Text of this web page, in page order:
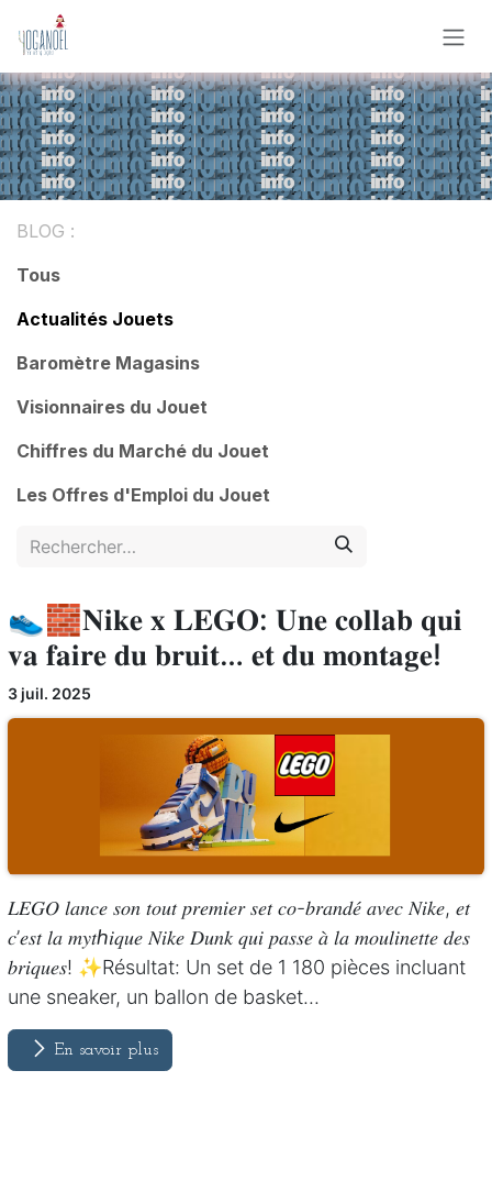
Se rendre au contenu
BLOG :
Tous
Actualités Jouets
Baromètre Magasins
Visionnaires du Jouet
Chiffres du Marché du Jouet
Les Offres d'Emploi du Jouet
👟🧱𝐍𝐢𝐤𝐞 𝐱 𝐋𝐄𝐆𝐎: 𝐔𝐧𝐞 𝐜𝐨𝐥𝐥𝐚𝐛 𝐪𝐮𝐢
𝐯𝐚 𝐟𝐚𝐢𝐫𝐞 𝐝𝐮 𝐛𝐫𝐮𝐢𝐭… 𝐞𝐭 𝐝𝐮 𝐦𝐨𝐧𝐭𝐚𝐠𝐞!
3 juil. 2025
𝐿𝐸𝐺𝑂 𝑙𝑎𝑛𝑐𝑒 𝑠𝑜𝑛 𝑡𝑜𝑢𝑡 𝑝𝑟𝑒𝑚𝑖𝑒𝑟 𝑠𝑒𝑡 𝑐𝑜-𝑏𝑟𝑎𝑛𝑑𝑒́ 𝑎𝑣𝑒𝑐 𝑁𝑖𝑘𝑒, 𝑒𝑡
𝑐’𝑒𝑠𝑡 𝑙𝑎 𝑚𝑦𝑡ℎ𝑖𝑞𝑢𝑒 𝑁𝑖𝑘𝑒 𝐷𝑢𝑛𝑘 𝑞𝑢𝑖 𝑝𝑎𝑠𝑠𝑒 𝑎̀ 𝑙𝑎 𝑚𝑜𝑢𝑙𝑖𝑛𝑒𝑡𝑡𝑒 𝑑𝑒𝑠
𝑏𝑟𝑖𝑞𝑢𝑒𝑠! ✨Résultat: Un set de 1 180 pièces incluant
une sneaker, un ballon de basket...
En savoir plus